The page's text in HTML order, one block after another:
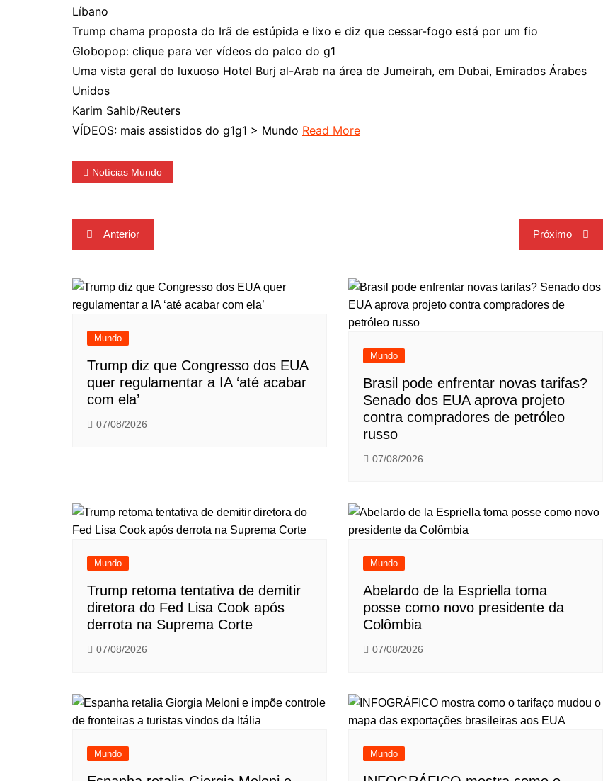
Líbano
Trump chama proposta do Irã de estúpida e lixo e diz que cessar-fogo está por um fio
Globopop: clique para ver vídeos do palco do g1
Uma vista geral do luxuoso Hotel Burj al-Arab na área de Jumeirah, em Dubai, Emirados Árabes
Unidos
Karim Sahib/Reuters
VÍDEOS: mais assistidos do g1g1 > Mundo Read More
Notícias Mundo
Navegação
de
Post
Anterior Próximo
Mundo
Trump diz que Congresso dos EUA
quer regulamentar a IA ‘até acabar
com ela’
07/08/2026
Mundo
Brasil pode enfrentar novas tarifas?
Senado dos EUA aprova projeto
contra compradores de petróleo
russo
07/08/2026
Mundo
Trump retoma tentativa de demitir
diretora do Fed Lisa Cook após
derrota na Suprema Corte
07/08/2026
Mundo
Abelardo de la Espriella toma
posse como novo presidente da
Colômbia
07/08/2026
Mundo Mundo